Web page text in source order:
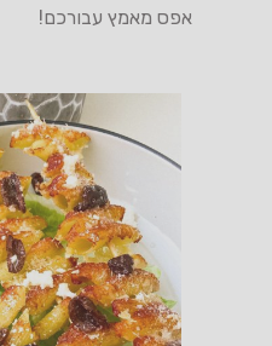
אפס מאמץ עבורכם!